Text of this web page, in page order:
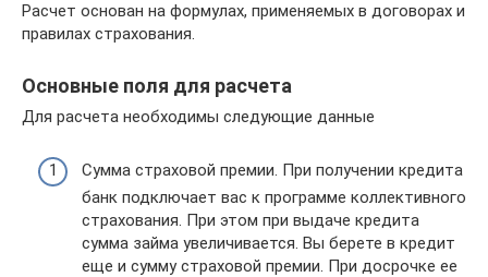
Расчет основан на формулах, применяемых в договорах и
правилах страхования.
Основные поля для расчета
Для расчета необходимы следующие данные
Сумма страховой премии. При получении кредита
банк подключает вас к программе коллективного
страхования. При этом при выдаче кредита
сумма займа увеличивается. Вы берете в кредит
еще и сумму страховой премии. При досрочке ее